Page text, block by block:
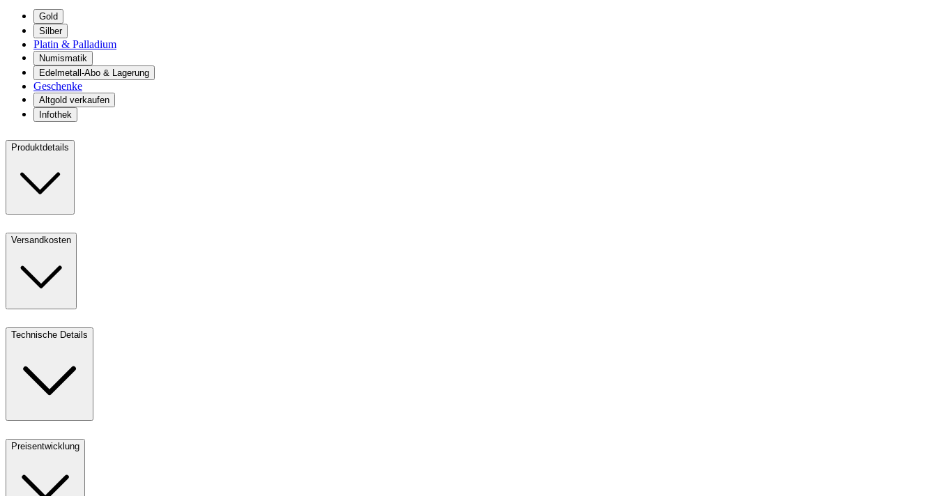
Gold
Silber
Platin & Palladium
Numismatik
Edelmetall-Abo & Lagerung
Geschenke
Altgold verkaufen
Infothek
Produktdetails
Versandkosten
Technische Details
Preisentwicklung